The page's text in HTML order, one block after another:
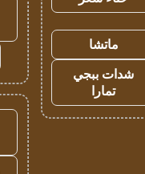
ماتشا
شدات ببجي
تمارا